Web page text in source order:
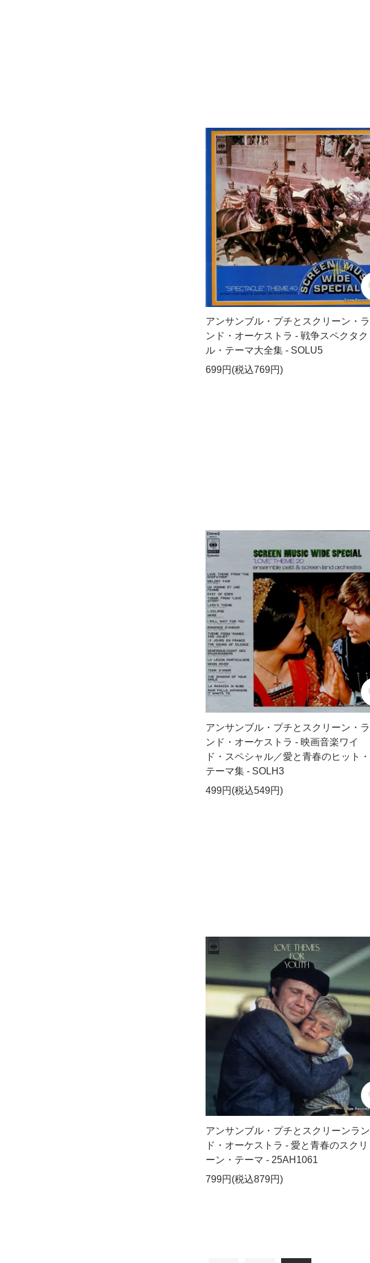
アンサンブル・プチとスクリーン・ラ
ンド・オーケストラ - 戦争スペクタク
ル・テーマ大全集 - SOLU5
699円(税込769円)
アンサンブル・プチとスクリーン・ラ
ンド・オーケストラ - 映画音楽ワイ
ド・スペシャル／愛と青春のヒット・
テーマ集 - SOLH3
499円(税込549円)
アンサンブル・プチとスクリーンラン
ド・オーケストラ - 愛と青春のスクリ
ーン・テーマ - 25AH1061
799円(税込879円)